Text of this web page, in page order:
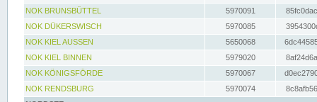
NOK BRUNSBÜTTEL
5970091
NOK DÜKERSWISCH
5970085
NOK KIEL AUSSEN
5650068
NOK KIEL BINNEN
5979020
NOK KÖNIGSFÖRDE
5970067
NOK RENDSBURG
5970074